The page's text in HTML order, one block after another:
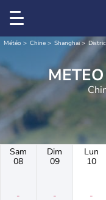
Météo Chine Shanghaï
Sam
08
-
Dim
09
-
Lun
10
-